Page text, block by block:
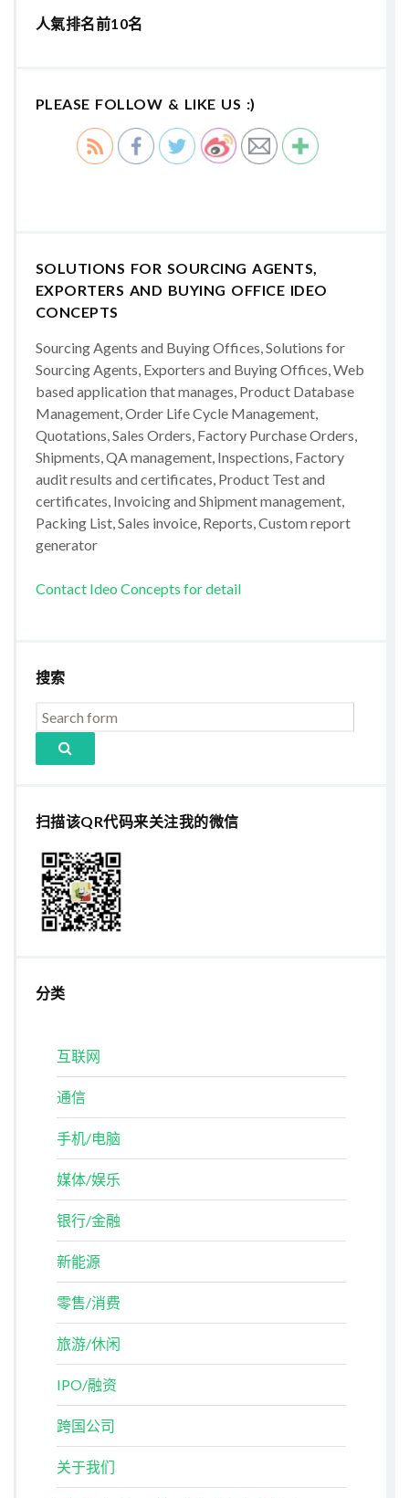
人氣排名前10名
PLEASE FOLLOW & LIKE US :)
SOLUTIONS FOR SOURCING AGENTS,
EXPORTERS AND BUYING OFFICE IDEO
CONCEPTS
Sourcing Agents and Buying Offices, Solutions for
Sourcing Agents, Exporters and Buying Offices, Web
based application that manages, Product Database
Management, Order Life Cycle Management,
Quotations, Sales Orders, Factory Purchase Orders,
Shipments, QA management, Inspections, Factory
audit results and certificates, Product Test and
certificates, Invoicing and Shipment management,
Packing List, Sales invoice, Reports, Custom report
generator
Contact Ideo Concepts for detail
搜索
扫描该QR代码来关注我的微信
分类
互联网
通信
手机/电脑
媒体/娱乐
银行/金融
新能源
零售/消费
旅游/休闲
IPO/融资
跨国公司
关于我们